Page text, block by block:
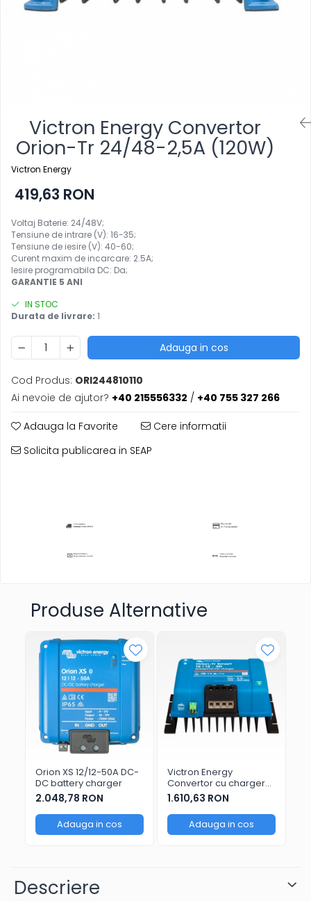
Victron Energy Convertor
Orion-Tr 24/48-2,5A (120W)
Victron Energy
419,63 RON
Voltaj Baterie: 24/48V;
Tensiune de intrare (V): 16-35;
Tensiune de iesire (V): 40-60;
Curent maxim de incarcare: 2.5A;
Iesire programabila DC: Da;
GARANTIE 5 ANI
IN STOC
Durata de livrare: 1
Adauga in cos
Cod Produs: ORI244810110
Ai nevoie de ajutor? +40 215556332 / +40 755 327 266
Adauga la Favorite
Cere informatii
Solicita publicarea in SEAP
Produse Alternative
Orion XS 12/12-50A DC-
DC battery charger
2.048,78 RON
Adauga in cos
Victron Energy
Convertor cu charger
DC-DC Orion-Tr Smart
Isolated 12/12-30
(360W)
1.610,63 RON
Adauga in cos
Descriere